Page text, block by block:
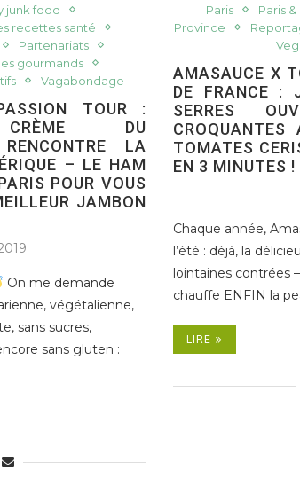
junk food
recettes santé
Partenariats
gourmands
Vagabondage
TOUR :
DU
RENCONTRE LA
– LE HAM
POUR VOUS
JAMBON
On me demande
végétalienne,
sans sucres,
sans gluten :
Paris
Paris
Province
AMASAUCE X
DE FRANCE :
SERRES
TOMATES
EN 3 MINUTES !
Chaque année,
l’été : déjà, la
lointaines contrées
chauffe ENFIN la
LIRE